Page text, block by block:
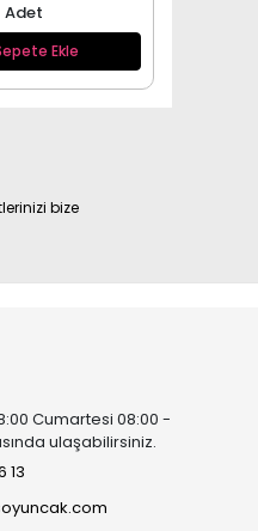
Adet
Ekle
bize
Cumartesi 08:00 -
ulaşabilirsiniz.
13